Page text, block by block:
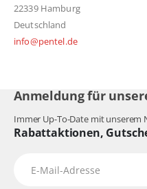
22339 Hamburg
Deutschland
info@pentel.de
Anmeldung für
Immer Up-To-Date mit unserem
Rabattaktionen,